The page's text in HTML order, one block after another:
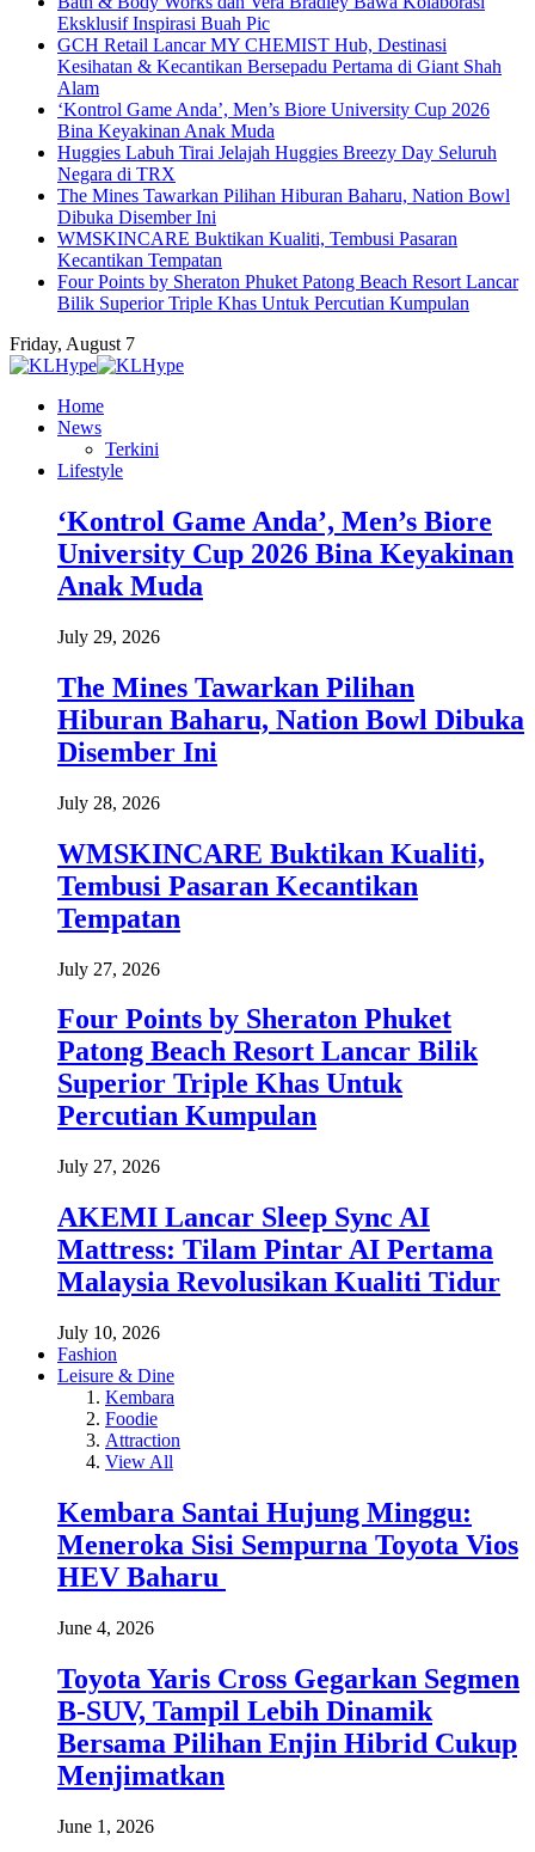
Eksklusif Inspirasi Buah Pic
GCH Retail Lancar MY CHEMIST Hub, Destinasi
Kesihatan & Kecantikan Bersepadu Pertama di Giant Shah
Alam
‘Kontrol Game Anda’, Men’s Biore University Cup 2026
Bina Keyakinan Anak Muda
Huggies Labuh Tirai Jelajah Huggies Breezy Day Seluruh
Negara di TRX
The Mines Tawarkan Pilihan Hiburan Baharu, Nation Bowl
Dibuka Disember Ini
WMSKINCARE Buktikan Kualiti, Tembusi Pasaran
Kecantikan Tempatan
Four Points by Sheraton Phuket Patong Beach Resort Lancar
Bilik Superior Triple Khas Untuk Percutian Kumpulan
Friday, August 7
Home
News
Terkini
Lifestyle
‘Kontrol Game Anda’, Men’s Biore
University Cup 2026 Bina Keyakinan
Anak Muda
July 29, 2026
The Mines Tawarkan Pilihan
Hiburan Baharu, Nation Bowl Dibuka
Disember Ini
July 28, 2026
WMSKINCARE Buktikan Kualiti,
Tembusi Pasaran Kecantikan
Tempatan
July 27, 2026
Four Points by Sheraton Phuket
Patong Beach Resort Lancar Bilik
Superior Triple Khas Untuk
Percutian Kumpulan
July 27, 2026
AKEMI Lancar Sleep Sync AI
Mattress: Tilam Pintar AI Pertama
Malaysia Revolusikan Kualiti Tidur
July 10, 2026
Fashion
Leisure & Dine
Kembara
Foodie
Attraction
View All
Kembara Santai Hujung Minggu:
Meneroka Sisi Sempurna Toyota Vios
HEV Baharu
June 4, 2026
Toyota Yaris Cross Gegarkan Segmen
B-SUV, Tampil Lebih Dinamik
Bersama Pilihan Enjin Hibrid Cukup
Menjimatkan
June 1, 2026